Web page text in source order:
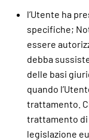
l’Utente ha
specifiche;
essere
debba
delle basi
quando
trattamento.
trattamento di
legislazione